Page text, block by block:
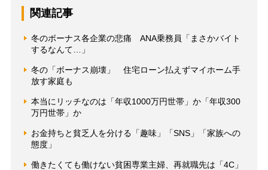
関連記事
冬のボーナス各企業の悲痛 ANA乗務員「まさかバイト
するなんて…」
冬の「ボーナス崩壊」 住宅ローン払えずマイホーム手
放す家庭も
本当にリッチなのは「年収1000万円世帯」か「年収300
万円世帯」か
お金持ちと貧乏人を分ける「趣味」「SNS」「家族への
態度」
働きたくても働けない貧困専業主婦、再就職先は「4C」